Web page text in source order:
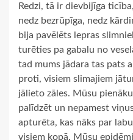
Redzi, tā ir dievbijīga
nedz bezrūpīga, nedz
bija pavēlēts lepras
turēties pa gabalu no
tad mums jādara tas pats
proti, visiem slimajiem
jālieto zāles. Mūsu
palīdzēt un nepamest
apturēta, kas nāks par
visiem kopā. Mūsu